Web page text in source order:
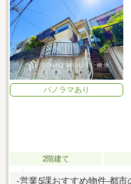
パノラマあり
2階建て
-営業5課おすすめ物件-都